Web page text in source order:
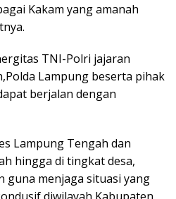
Kakam yang amanah
TNI-Polri jajaran
Lampung beserta pihak
berjalan dengan
Lampung Tengah dan
hingga di tingkat desa,
guna menjaga situasi yang